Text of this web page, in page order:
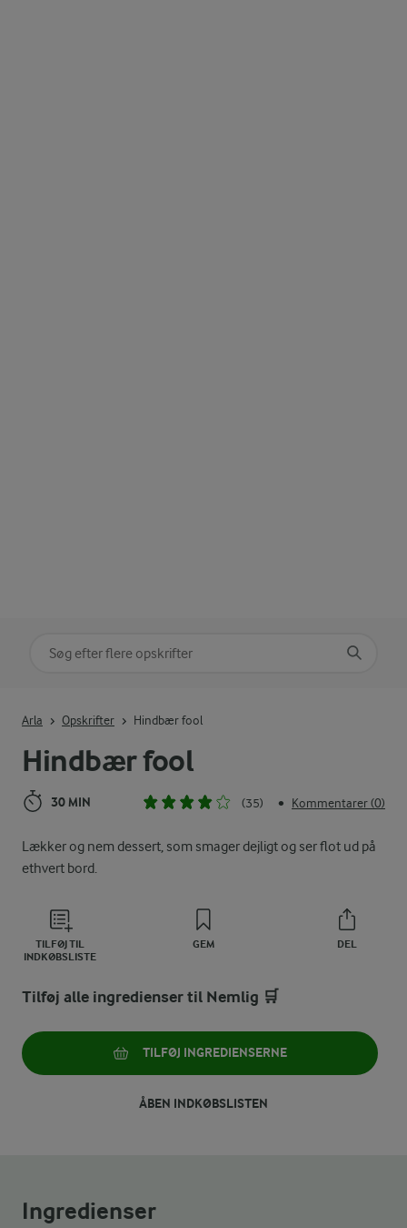
Hindbær fool
30 MIN (35) • Kommentarer (0)
Lækker og nem dessert, som smager dejligt og ser flot ud på
ethvert bord.
TILFØJ TIL
INDKØBSLISTE
GEM DEL
Arla Opskrifter Hindbær fool
Tilføj alle ingredienser til Nemlig 🛒
TILFØJ INGREDIENSERNE
ÅBEN INDKØBSLISTEN
Ingredienser
Søg på kategori